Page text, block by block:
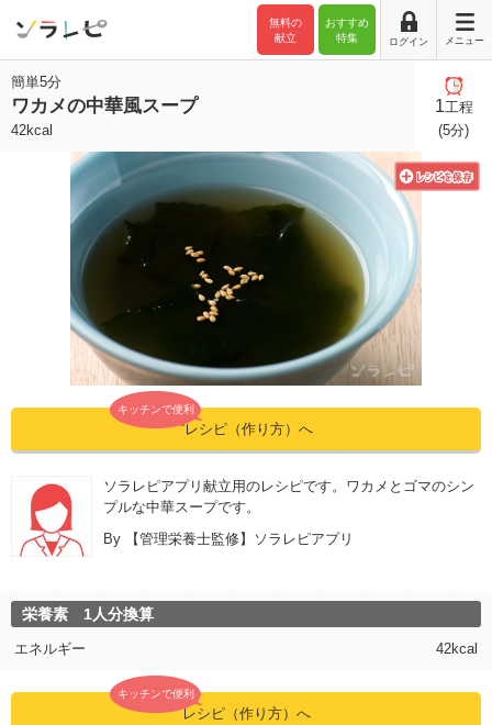
おすすめ
特集
無料の
献立
ログイン メニュー
簡単5分
ワカメの中華風スープ
42kcal
1工程
(5分)
キッチンで便利
”レシピ（作り方）へ
ソラレピアプリ献立用のレシピです。ワカメとゴマのシン
プルな中華スープです。
By
【管理栄養士監修】ソラレピアプリ
栄養素 1人分換算
エネルギー 42kcal
キッチンで便利
レシピ（作り方）へ